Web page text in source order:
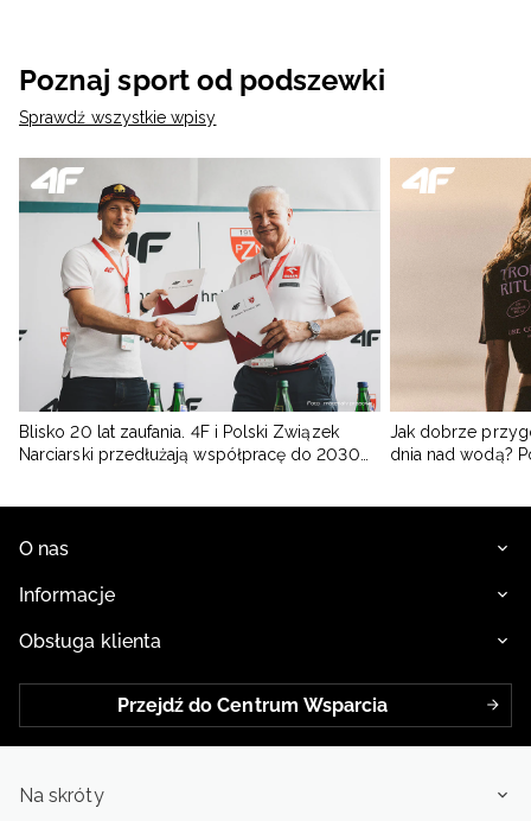
Poznaj sport od podszewki
Sprawdź wszystkie wpisy
Blisko 20 lat zaufania. 4F i Polski Związek
Narciarski przedłużają współpracę do 2030
Jak dobrze
dnia nad wodą?
O nas
Informacje
Obsługa klienta
Przejdź do Centrum Wsparcia
Na skróty